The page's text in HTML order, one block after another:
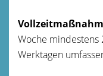
Woche
Werktagen